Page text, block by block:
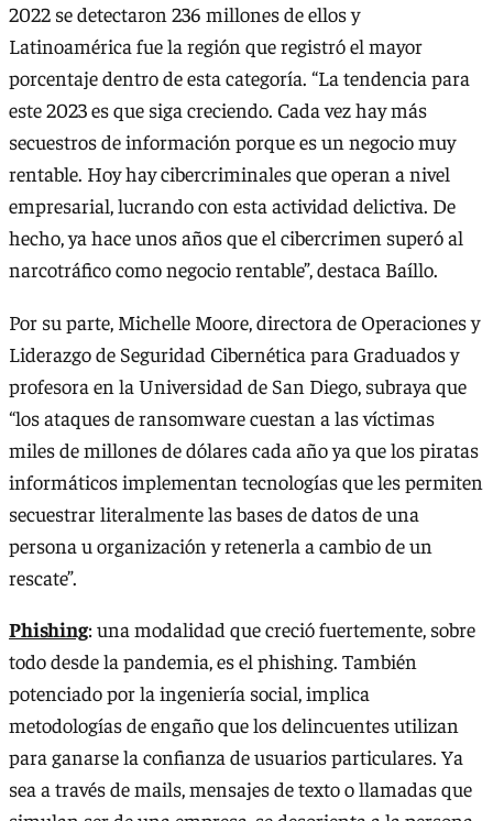
2022 se detectaron 236 millones de ellos y
Latinoamérica fue la región que registró el mayor
porcentaje dentro de esta categoría. “La tendencia para
este 2023 es que siga creciendo. Cada vez hay más
secuestros de información porque es un negocio muy
rentable. Hoy hay cibercriminales que operan a nivel
empresarial, lucrando con esta actividad delictiva. De
hecho, ya hace unos años que el cibercrimen superó al
narcotráfico como negocio rentable”, destaca Baíllo.
Por su parte, Michelle Moore, directora de Operaciones y
Liderazgo de Seguridad Cibernética para Graduados y
profesora en la Universidad de San Diego, subraya que
“los ataques de ransomware cuestan a las víctimas
miles de millones de dólares cada año ya que los piratas
informáticos implementan tecnologías que les permiten
secuestrar literalmente las bases de datos de una
persona u organización y retenerla a cambio de un
rescate”.
Phishing: una modalidad que creció fuertemente, sobre
todo desde la pandemia, es el phishing. También
potenciado por la ingeniería social, implica
metodologías de engaño que los delincuentes utilizan
para ganarse la confianza de usuarios particulares. Ya
sea a través de mails, mensajes de texto o llamadas que